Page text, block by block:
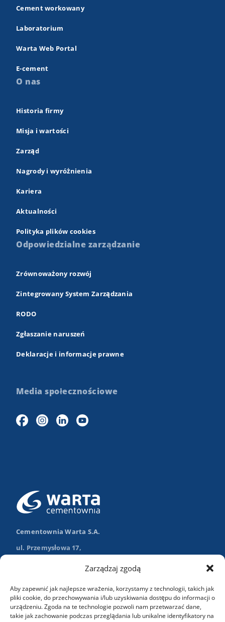
Zarządzaj zgodą
Aby zapewnić jak najlepsze wrażenia, korzystamy z technologii, takich jak
pliki cookie, do przechowywania i/lub uzyskiwania dostępu do informacji o
urządzeniu. Zgoda na te technologie pozwoli nam przetwarzać dane,
takie jak zachowanie podczas przeglądania lub unikalne identyfikatory na
Cement workowany
Laboratorium
Warta Web Portal
E-cement
O nas
Historia firmy
Misja i wartości
Zarząd
Nagrody i wyróżnienia
Kariera
Aktualności
Polityka plików cookies
Odpowiedzialne zarządzanie
Zrównoważony rozwój
Zintegrowany System Zarządzania
RODO
Zgłaszanie naruszeń
Deklaracje i informacje prawne
Media społecznościowe
Cementownia Warta S.A.
ul. Przemysłowa 17,
Nawiguj w Google Maps
+48 (43) 84 13 003
info@wartasa.com.pl